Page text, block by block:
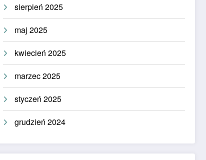
sierpień 2025
maj 2025
kwiecień 2025
marzec 2025
styczeń 2025
grudzień 2024